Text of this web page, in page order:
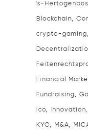
's-
Blockchain
crypto-gaming
Financial
Fundraising
Ico Innovation
KYC M&A